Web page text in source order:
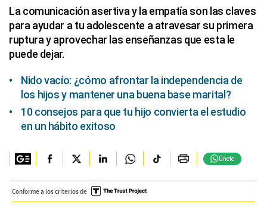
La comunicación asertiva y la empatía son las claves
para ayudar a tu adolescente a atravesar su primera
ruptura y aprovechar las enseñanzas que esta le
puede dejar.
Nido vacío: ¿cómo afrontar la independencia de
los hijos y mantener una buena base marital?
10 consejos para que tu hijo convierta el estudio
en un hábito exitoso
Únete
Conforme a los criterios de